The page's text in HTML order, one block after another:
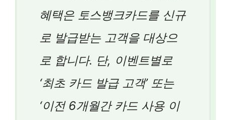
혜택은 토스뱅크카드를 신규
로 발급받는 고객을 대상으
로 합니다. 단, 이벤트별로
‘최초 카드 발급 고객’ 또는
‘이전 6개월간 카드 사용 이